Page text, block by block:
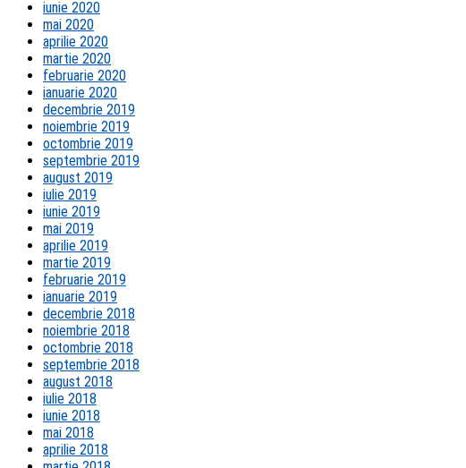
iunie 2020
mai 2020
aprilie 2020
martie 2020
februarie 2020
ianuarie 2020
decembrie 2019
noiembrie 2019
octombrie 2019
septembrie 2019
august 2019
iulie 2019
iunie 2019
mai 2019
aprilie 2019
martie 2019
februarie 2019
ianuarie 2019
decembrie 2018
noiembrie 2018
octombrie 2018
septembrie 2018
august 2018
iulie 2018
iunie 2018
mai 2018
aprilie 2018